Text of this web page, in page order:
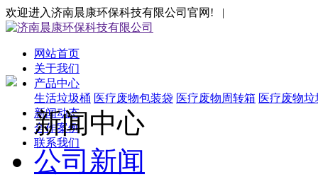
欢迎进入济南晨康环保科技有限公司官网! |
网站首页
关于我们
产品中心
生活垃圾桶 医疗废物包装袋 医疗废物周转箱 医疗废物垃
新闻动态
合作案例
联系我们
新闻中心
公司新闻